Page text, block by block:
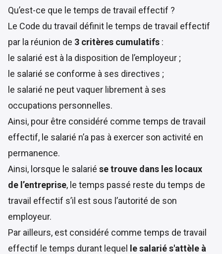
Qu’est-ce que le temps de travail effectif ?
Le Code du travail définit le temps de travail effectif
par la réunion de 3 critères cumulatifs :
le salarié est à la disposition de l’employeur ;
le salarié se conforme à ses directives ;
le salarié ne peut vaquer librement à ses
occupations personnelles.
Ainsi, pour être considéré comme temps de travail
effectif, le salarié n’a pas à exercer son activité en
permanence.
Ainsi, lorsque le salarié se trouve dans les locaux
de l’entreprise, le temps passé reste du temps de
travail effectif s’il est sous l’autorité de son
employeur.
Par ailleurs, est considéré comme temps de travail
effectif le temps durant lequel
le salarié s'attèle à